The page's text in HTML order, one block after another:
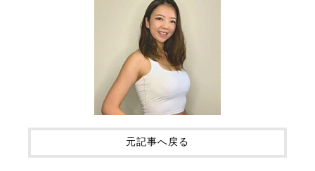
元記事へ戻る